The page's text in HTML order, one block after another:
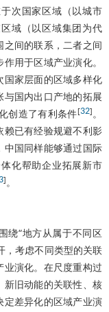
次国家区域（以城市
域（以区域集团为代
间的联系，二者之间
用于区域产业演化。
家层面的区域多样化
国内出口产地的拓展
创造了有利条件[32]。
已有经验规避不利影
国同样能够通过国际
化帮助企业拓展新市
]。
绕“地方从属于不同区
，考虑不同类型的关联
演化。在尺度重构过
旧动能的关联性、核
差异化的区域产业演